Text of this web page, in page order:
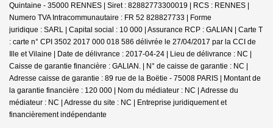
Quintaine - 35000 RENNES | Siret : 82882773300019 | RCS : RENNES |
Numero TVA Intracommunautaire : FR 52 828827733 | Forme
juridique : SARL | Capital social : 10 000 | Assurance RCP : GALIAN | Carte T
: carte n° CPI 3502 2017 000 018 586 délivrée le 27/04/2017 par la CCI de
Ille et Vilaine | Date de délivrance : 2017-04-24 | Lieu de délivrance : NC |
Caisse de garantie financière : GALIAN. | N° de caisse de garantie : NC |
Adresse caisse de garantie : 89 rue de la Boëtie - 75008 PARIS | Montant de
la garantie financière : 120 000 | Nom du médiateur : NC | Adresse du
médiateur : NC | Adresse du site : NC | Entreprise juridiquement et
financièrement indépendante